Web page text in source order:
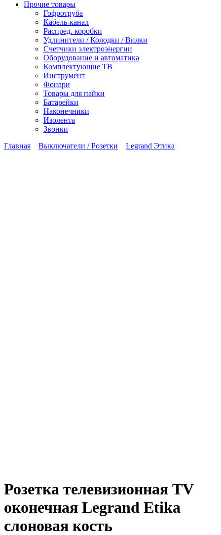
Прочие товары
Гофротруба
Кабель-канал
Распред. коробки
Удлинители / Колодки / Вилки
Счетчики электроэнергии
Оборудование и автоматика
Комплектующие ТВ
Инструмент
Фонари
Товары для пайки
Батарейки
Наконечники
Изолента
Звонки
Главная
Выключатели / Розетки Legrand Этика
Розетка телевизионная TV
оконечная Legrand Etika
слоновая кость